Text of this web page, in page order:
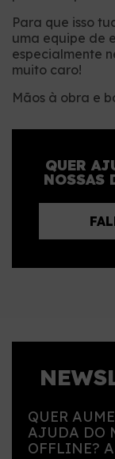
Para que isso
uma equipe de
especialmente
muito caro!
Mãos à obra e
QUER
NOSSAS
QUER
AJUDA DO
OFFLINE?